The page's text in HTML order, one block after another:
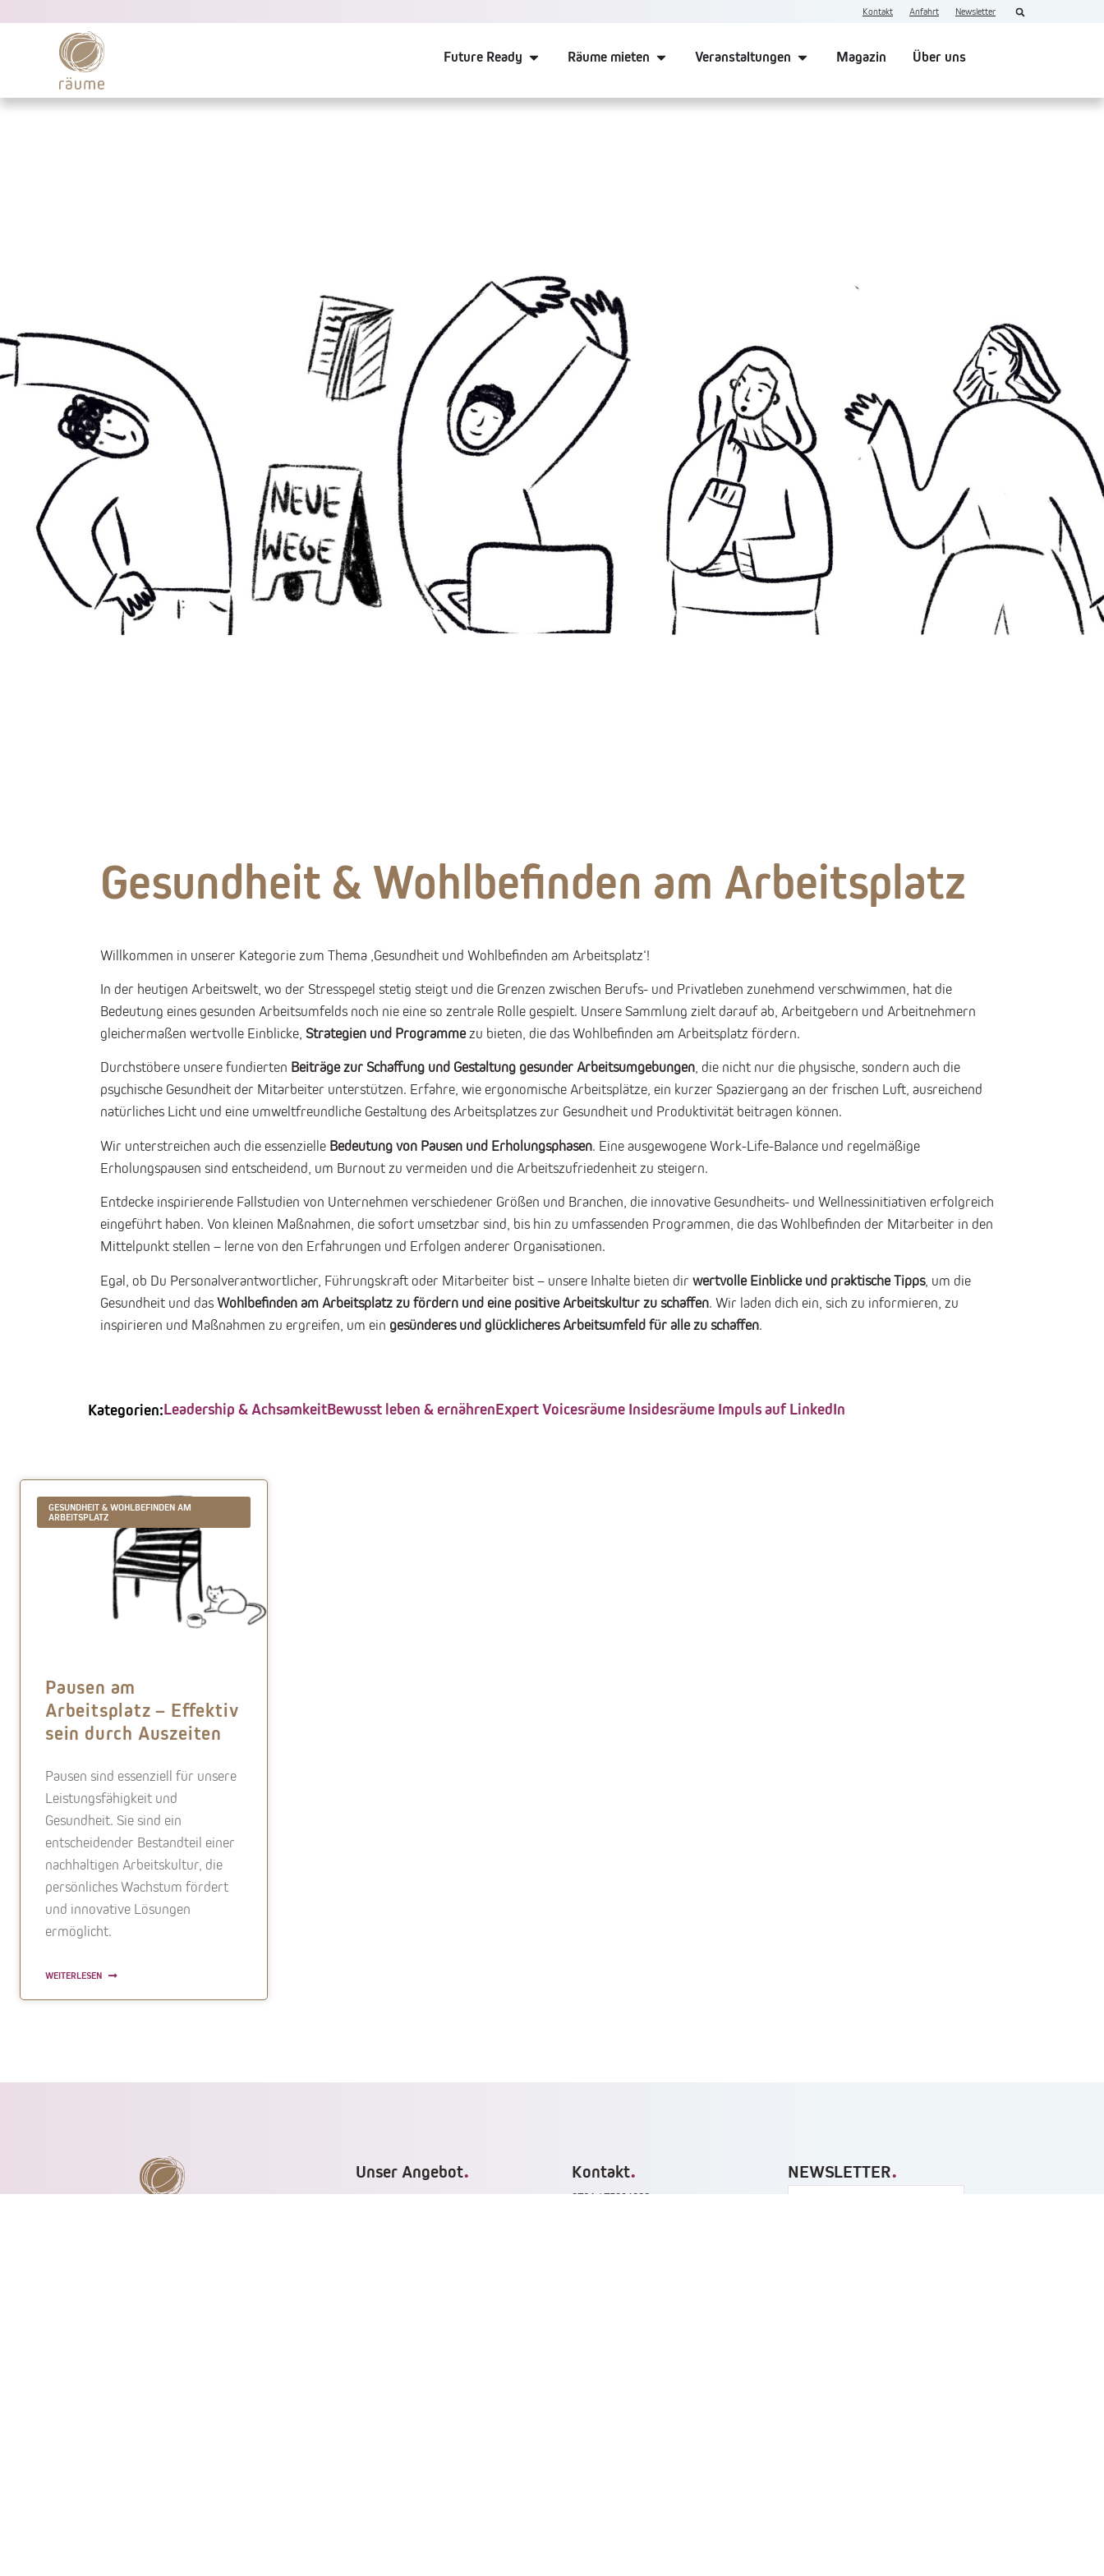
Kontakt Anfahrt Newsletter
Future Ready Räume mieten Veranstaltungen Magazin Über uns
Gesundheit & Wohlbefinden am Arbeitsplatz
Willkommen in unserer Kategorie zum Thema ‚Gesundheit und Wohlbefinden am Arbeitsplatz‘!
In der heutigen Arbeitswelt, wo der Stresspegel stetig steigt und die Grenzen zwischen Berufs- und Privatleben zunehmend verschwimmen, hat die
Bedeutung eines gesunden Arbeitsumfelds noch nie eine so zentrale Rolle gespielt. Unsere Sammlung zielt darauf ab, Arbeitgebern und Arbeitnehmern
gleichermaßen wertvolle Einblicke, Strategien und Programmezu bieten, die das Wohlbefinden am Arbeitsplatz fördern.
Durchstöbere unsere fundierten Beiträge zur Schaffung und Gestaltung gesunder Arbeitsumgebungen, die nicht nur die physische, sondern auch die
psychische Gesundheit der Mitarbeiter unterstützen. Erfahre, wie ergonomische Arbeitsplätze, ein kurzer Spaziergang an der frischen Luft, ausreichend
natürliches Licht und eine umweltfreundliche Gestaltung des Arbeitsplatzes zur Gesundheit und Produktivität beitragen können.
Wir unterstreichen auch die essenzielle Bedeutung von Pausen und Erholungsphasen. Eine ausgewogene Work-Life-Balance und regelmäßige
Erholungspausen sind entscheidend, um Burnout zu vermeiden und die Arbeitszufriedenheit zu steigern.
Entdecke inspirierende Fallstudien von Unternehmen verschiedener Größen und Branchen, die innovative Gesundheits- und Wellnessinitiativen erfolgreich
eingeführt haben. Von kleinen Maßnahmen, die sofort umsetzbar sind, bis hin zu umfassenden Programmen, die das Wohlbefinden der Mitarbeiter in den
Mittelpunkt stellen – lerne von den Erfahrungen und Erfolgen anderer Organisationen.
Egal, ob Du Personalverantwortlicher, Führungskraft oder Mitarbeiter bist – unsere Inhalte bieten dir wertvolle Einblicke und praktische Tipps, um die
Gesundheit und das Wohlbefinden am Arbeitsplatz zu fördern und eine positive Arbeitskultur zu schaffen. Wir laden dich ein, sich zu informieren, zu
inspirieren und Maßnahmen zu ergreifen, um ein gesünderes und glücklicheres Arbeitsumfeld für alle zu schaffen.
Kategorien:Leadership & AchsamkeitBewusst leben & ernährenExpert Voicesräume Insidesräume Impuls auf LinkedIn
GESUNDHEIT & WOHLBEFINDEN AM
ARBEITSPLATZ
Pausen am
Arbeitsplatz – Effektiv
sein durch Auszeiten
Pausen sind essenziell für unsere
Leistungsfähigkeit und
Gesundheit. Sie sind ein
entscheidender Bestandteil einer
nachhaltigen Arbeitskultur, die
persönliches Wachstum fördert
und innovative Lösungen
ermöglicht.
WEITERLESEN
Unser Angebot. Kontakt.
0721 / 75091888
NEWSLETTER.